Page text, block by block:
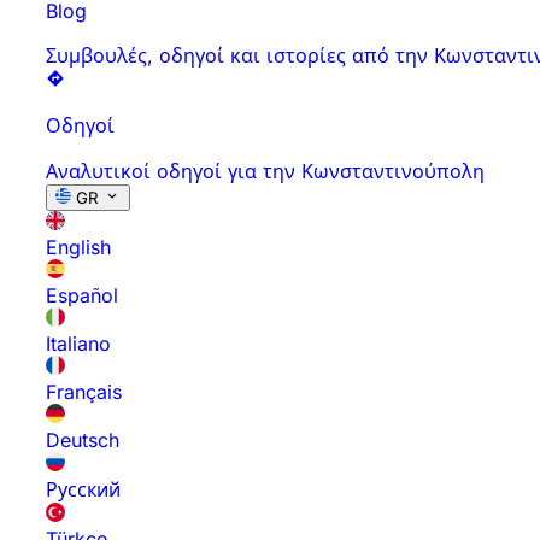
Blog
Συμβουλές, οδηγοί και ιστορίες από την
Οδηγοί
Αναλυτικοί οδηγοί για την Κωνσταντινούπολη
GR
English
Español
Italiano
Français
Deutsch
Русский